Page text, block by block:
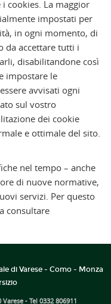
cookies. La maggior
impostati per
in ogni momento, di
da accettare tutti i
disabilitandone così
impostare le
avvisati ogni
sul vostro
dei cookie
e ottimale del sito.
nel tempo – anche
di nuove normative,
servizi. Per questo
consultare
di Varese - Como - Monza
- Tel 0332 806911